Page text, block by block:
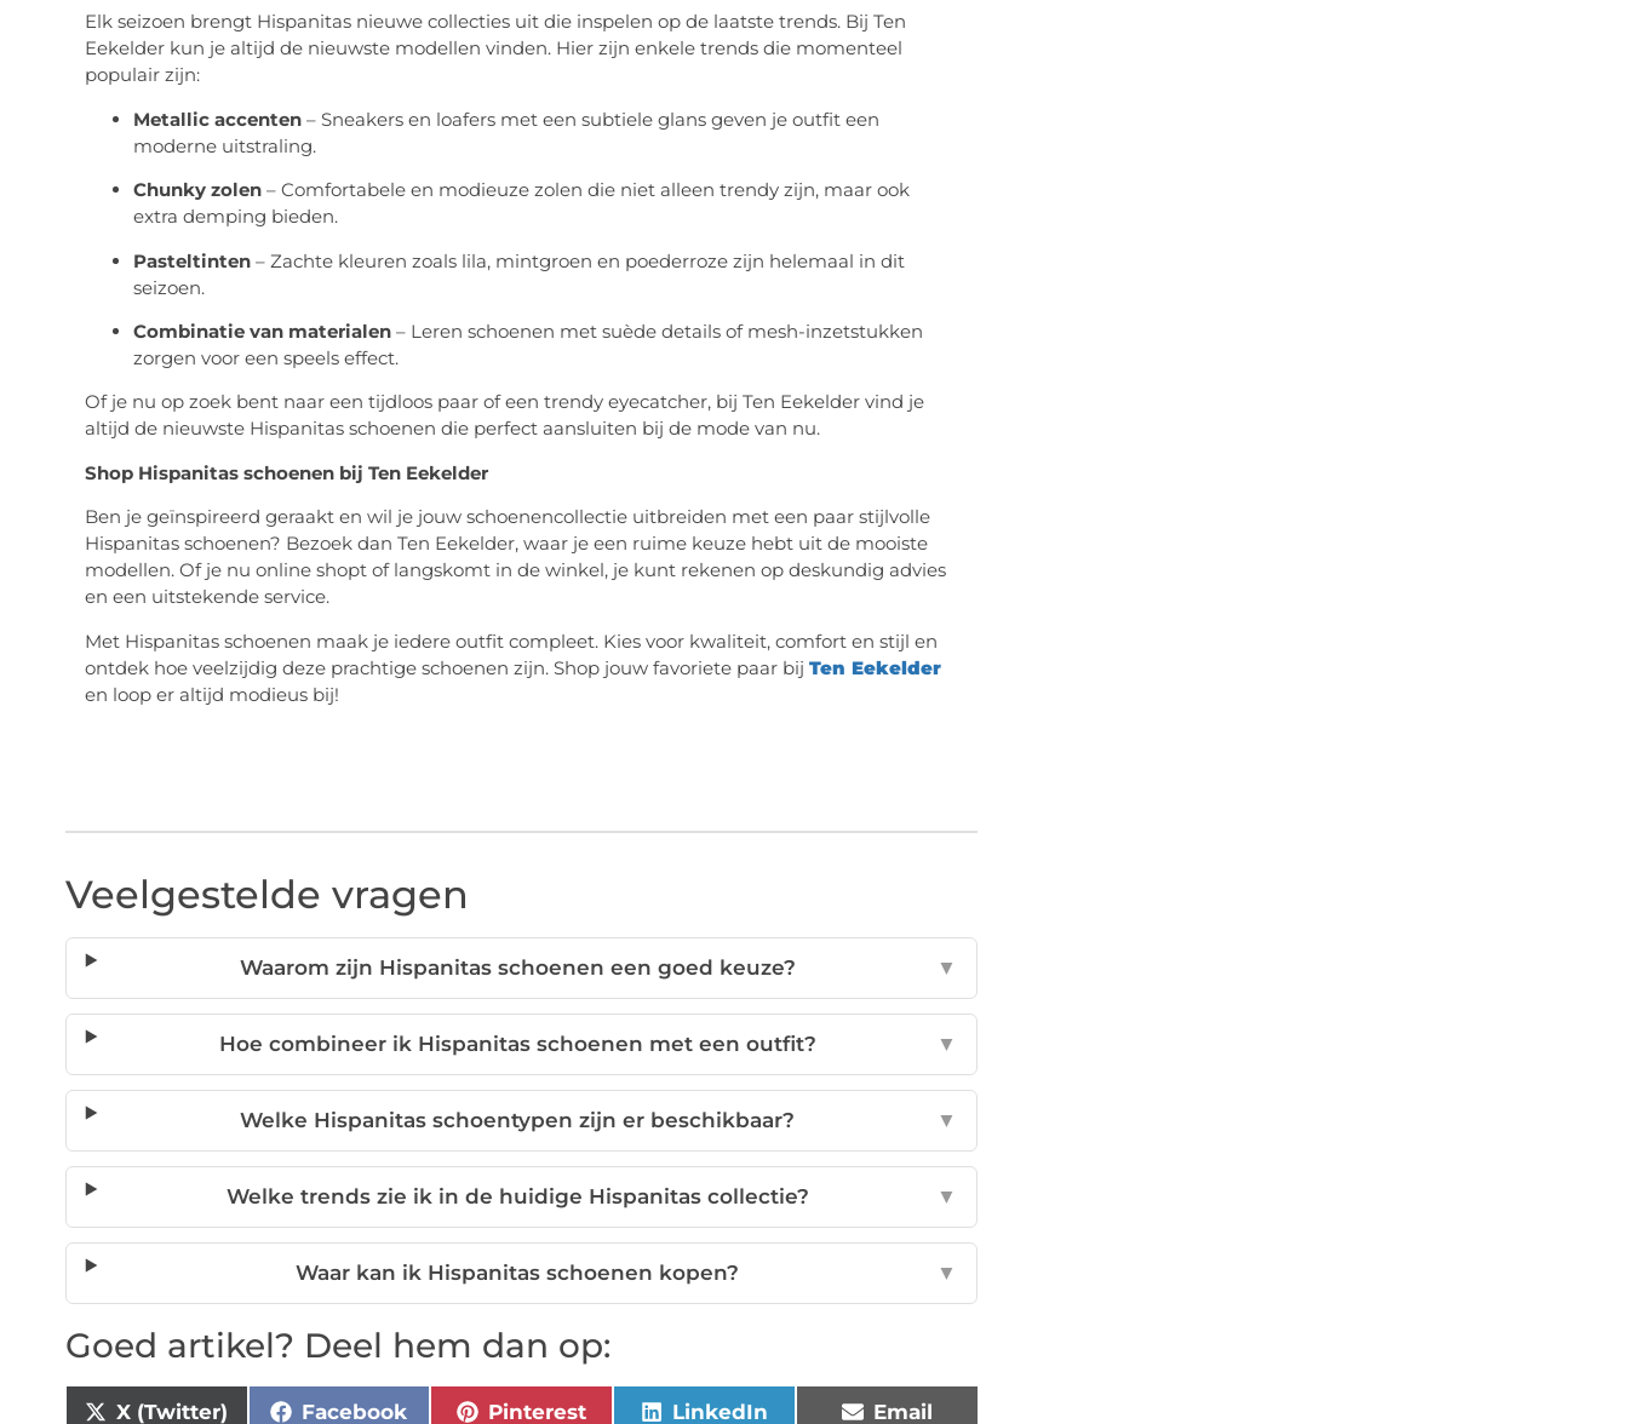
Elk seizoen brengt Hispanitas nieuwe collecties uit die inspelen op de laatste trends. Bij Ten
Eekelder kun je altijd de nieuwste modellen vinden. Hier zijn enkele trends die momenteel
populair zijn:
Metallic accenten– Sneakers en loafers met een subtiele glans geven je outfit een
moderne uitstraling.
Chunky zolen– Comfortabele en modieuze zolen die niet alleen trendy zijn, maar ook
extra demping bieden.
Pasteltinten– Zachte kleuren zoals lila, mintgroen en poederroze zijn helemaal in dit
seizoen.
Combinatie van materialen– Leren schoenen met suède details of mesh-inzetstukken
zorgen voor een speels effect.
Of je nu op zoek bent naar een tijdloos paar of een trendy eyecatcher, bij Ten Eekelder vind je
altijd de nieuwste Hispanitas schoenen die perfect aansluiten bij de mode van nu.
Shop Hispanitas schoenen bij Ten Eekelder
Ben je geïnspireerd geraakt en wil je jouw schoenencollectie uitbreiden met een paar stijlvolle
Hispanitas schoenen? Bezoek dan Ten Eekelder, waar je een ruime keuze hebt uit de mooiste
modellen. Of je nu online shopt of langskomt in de winkel, je kunt rekenen op deskundig advies
en een uitstekende service.
Met Hispanitas schoenen maak je iedere outfit compleet. Kies voor kwaliteit, comfort en stijl en
ontdek hoe veelzijdig deze prachtige schoenen zijn. Shop jouw favoriete paar bij Ten Eekelder
en loop er altijd modieus bij!
Veelgestelde vragen
Waarom zijn Hispanitas schoenen een goed keuze? ▼
Hoe combineer ik Hispanitas schoenen met een outfit? ▼
Welke Hispanitas schoentypen zijn er beschikbaar? ▼
Welke trends zie ik in de huidige Hispanitas collectie? ▼
Waar kan ik Hispanitas schoenen kopen? ▼
Goed artikel? Deel hem dan op:
X (Twitter) Facebook Pinterest LinkedIn Email